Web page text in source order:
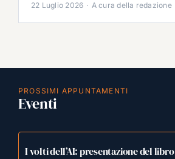
22 Luglio 2026 · A cura della redazione
PROSSIMI APPUNTAMENTI
Eventi
I volti dell’AI: presentazione del libro